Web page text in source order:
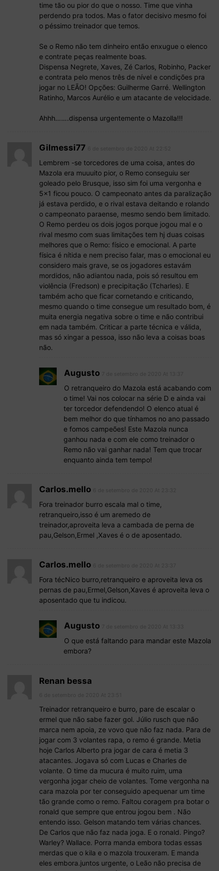
time tão ou pior do que o nosso. Time que vinha
perdendo pra todos. Mas o fator decisivo mesmo foi
o péssimo treinador que temos.
Se o Remo não tem dinheiro então enxugue o elenco
e contrate peças realmente boas.
Dispensa Negrete, Xaves, Zé Carlos, Robinho, Packer
e contrata pelo menos três de nível e condições pra
jogar no LEÃO! Opções: Guilherme Garré. Wellington
Ratinho, Marcos Aurélio e um atacante de velocidade.
Ahhh…….dispensa urgentemente o Mazolla!!!
Gilmessi77
Lembrem -se torcedores de uma coisa, antes do
Mazola era muuuito pior, o Remo conseguiu ser
goleado pelo Brusque, isso sim foi uma vergonha e
5×1 ficou pouco. O campeonato antes da paralização
já estava perdido, e o rival estava deitando e rolando
o campeonato paraense, mesmo sendo bem limitado.
O Remo perdeu os dois jogos porque jogou mal e o
rival mesmo com suas limitações tem hj duas coisas
melhores que o Remo: físico e emocional. A parte
física é nítida e nem preciso falar, mas o emocional eu
considero mais grave, se os jogadores estavám
mordidos, não adiantou nada, pois só resultou em
violência (Fredson) e precipitação (Tcharles). E
também acho que ficar cornetando e criticando,
mesmo quando o time consegue um resultado bom, é
muita energia negativa sobre o time e não contribui
em nada também. Criticar a parte técnica e válida,
mas só xingar a pessoa, isso não leva a coisas boas
não.
Augusto
O retranqueiro do Mazola está acabando com
o time! Vai nos colocar na série D e ainda vai
ter torcedor defendendo! O elenco atual é
bem melhor do que tínhamos no ano passado
e fomos campeões! Este Mazola nunca
ganhou nada e com ele como treinador o
Remo não vai ganhar nada! Tem que trocar
enquanto ainda tem tempo!
Carlos.mello
Fora treinador burro escala mal o time,
retranqueiro,isso é um aremedo de
treinador,aproveita leva a cambada de perna de
pau,Gelson,Ermel ,Xaves é o de aposentado.
Carlos.mello
Fora técNico burro,retranqueiro e aproveita leva os
pernas de pau,Ermel,Gelson,Xaves é aproveita leva o
aposentado que tu indicou.
Augusto
O que está faltando para mandar este Mazola
embora?
Renan bessa
Treinador retranqueiro e burro, pare de escalar o
ermel que não sabe fazer gol. Júlio rusch que não
marca nem apoia, ze vovo que não faz nada. Para de
jogar com 3 volantes rapa, o remo é grande. Metia
hoje Carlos Alberto pra jogar de cara é metia 3
atacantes. Jogava só com Lucas e Charles de
volante. O time da mucura é muito ruim, uma
vergonha jogar cheio de volantes. Tome vergonha na
cara mazola por ter conseguido apequenar um time
tão grande como o remo. Faltou coragem pra botar o
ronald que sempre que entrou jogou bem . Não
entendo isso. Gelson matando tem várias chances.
De Carlos que não faz nada joga. E o ronald. Pingo?
Warley? Wallace. Porra manda embora todas essas
merdas que o kila e o mazola trouxeram. E manda
eles embora.juntos urgente, o Leão não precisa de